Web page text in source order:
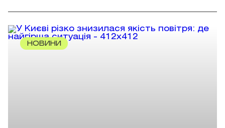
НОВИНИ